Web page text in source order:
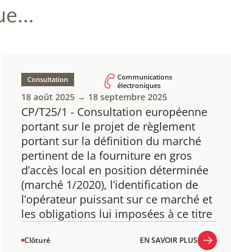
CP/T25/1 - Consultation européenne
portant sur le projet de règlement
portant sur la définition du marché
pertinent de la fourniture en gros
d’accès local en position déterminée
(marché 1/2020), l’identification de
l’opérateur puissant sur ce marché et
les obligations lui imposées à ce titre
Consultation
Communications
électroniques
18 août 2025 → 18 septembre 2025
Clôturé
EN SAVOIR PLUS